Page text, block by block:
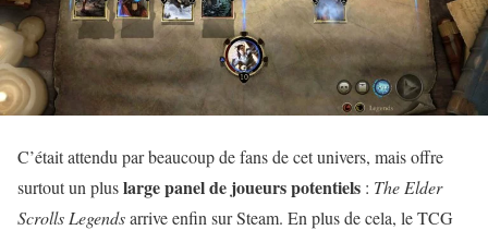
C’était attendu par beaucoup de fans de cet univers, mais offre
surtout un pluslarge panel de joueurs potentiels : The Elder
Scrolls Legendsarrive enfin sur Steam. En plus de cela, le TCG